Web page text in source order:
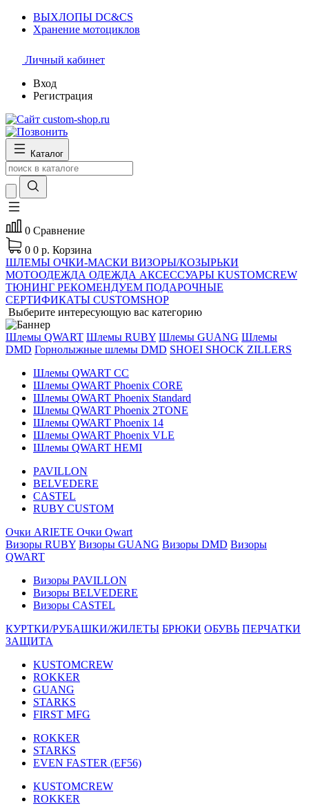
ВЫХЛОПЫ DC&CS
Хранение мотоциклов
Личный кабинет
Вход
Регистрация
Каталог
0 Сравнение
0 0 р. Корзина
ШЛЕМЫ ОЧКИ-МАСКИ ВИЗОРЫ/КОЗЫРЬКИ
МОТООДЕЖДА ОДЕЖДА АКСЕССУАРЫ KUSTOMCREW
ТЮНИНГ РЕКОМЕНДУЕМ ПОДАРОЧНЫЕ
СЕРТИФИКАТЫ CUSTOMSHOP
Выберите интересующую вас категорию
Шлемы QWART Шлемы RUBY Шлемы GUANG Шлемы
DMD Горнолыжные шлемы DMD SHOEI SHOCK ZILLERS
Шлемы QWART CC
Шлемы QWART Phoenix CORE
Шлемы QWART Phoenix Standard
Шлемы QWART Phoenix 2TONE
Шлемы QWART Phoenix 14
Шлемы QWART Phoenix VLE
Шлемы QWART HEMI
PAVILLON
BELVEDERE
CASTEL
RUBY CUSTOM
Очки ARIETE Очки Qwart
Визоры RUBY Визоры GUANG Визоры DMD Визоры
QWART
Визоры PAVILLON
Визоры BELVEDERE
Визоры CASTEL
КУРТКИ/РУБАШКИ/ЖИЛЕТЫ БРЮКИ ОБУВЬ ПЕРЧАТКИ
ЗАЩИТА
KUSTOMCREW
ROKKER
GUANG
STARKS
FIRST MFG
ROKKER
STARKS
EVEN FASTER (EF56)
KUSTOMCREW
ROKKER